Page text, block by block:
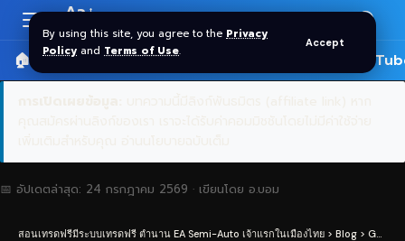
By using this site, you agree to the Privacy
Policy and Terms of Use.
Accept
Resizer
Aa
🏠 หน้าแรก ราคาทอง SPDR 🎬
📅 อัปเดตล่าสุด: 24 กรกฎาคม 2569 · เขียนโดย อ.บอม
สอนเทรดฟรีมีระบบเทรดฟรี ตำนาน EA Semi-Auto เจ้าแรกในเมืองไทย > Blog > Gold